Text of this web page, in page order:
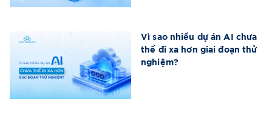
Vì sao nhiều dự án AI chưa
thể đi xa hơn giai đoạn thử
nghiệm?